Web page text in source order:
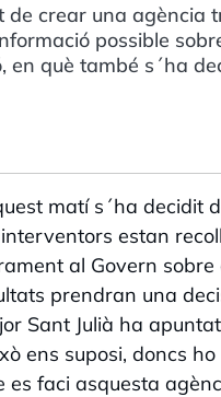
de crear una
possible
en què també s´ha
matí s´ha decidit
estan
al Govern
prendran una
Sant Julià ha
ens suposi, doncs
es faci asquesta